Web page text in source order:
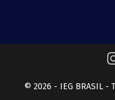
© 2026 - IEG BRASIL -